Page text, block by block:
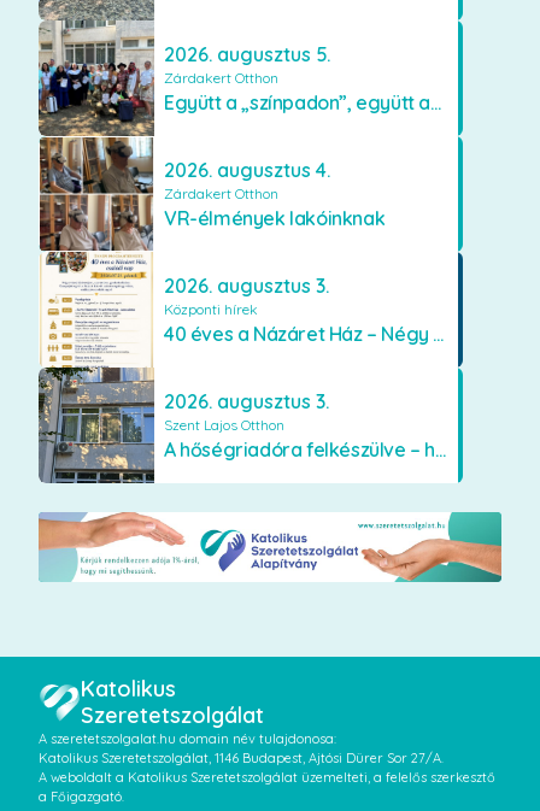
2026. augusztus 5.
Zárdakert Otthon
Együtt a „színpadon”, együtt az élményekért 🎭✨
2026. augusztus 4.
Zárdakert Otthon
VR-élmények lakóinknak
2026. augusztus 3.
Központi hírek
40 éves a Názáret Ház – Négy évtized szeretetben és gondoskodásban
2026. augusztus 3.
Szent Lajos Otthon
A hőségriadóra felkészülve – hűsítő fejlesztések a Szent Lajos Otthonban
Katolikus
Szeretetszolgálat
A szeretetszolgalat.hu domain név tulajdonosa:
Katolikus Szeretetszolgálat, 1146 Budapest, Ajtósi Dürer Sor 27/A.
A weboldalt a Katolikus Szeretetszolgálat üzemelteti, a felelős szerkesztő
a Főigazgató.